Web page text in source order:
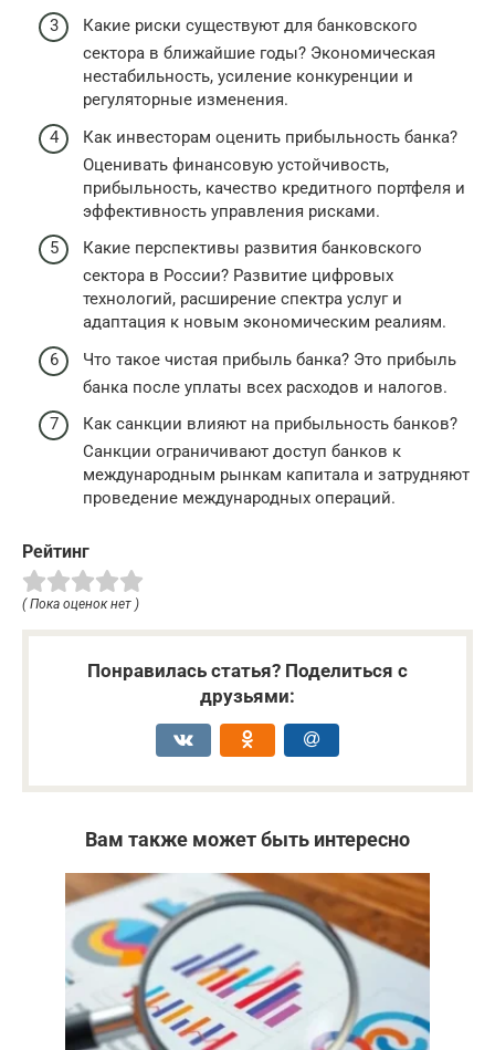
Какие риски существуют для банковского
сектора в ближайшие годы? Экономическая
нестабильность, усиление конкуренции и
регуляторные изменения.
Как инвесторам оценить прибыльность банка?
Оценивать финансовую устойчивость,
прибыльность, качество кредитного портфеля и
эффективность управления рисками.
Какие перспективы развития банковского
сектора в России? Развитие цифровых
технологий, расширение спектра услуг и
адаптация к новым экономическим реалиям.
Что такое чистая прибыль банка? Это прибыль
банка после уплаты всех расходов и налогов.
Как санкции влияют на прибыльность банков?
Санкции ограничивают доступ банков к
международным рынкам капитала и затрудняют
проведение международных операций.
Рейтинг
( Пока оценок нет )
Понравилась статья? Поделиться с
друзьями:
Вам также может быть интересно